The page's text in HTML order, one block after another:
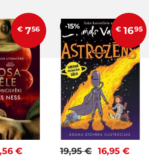
€ 756
€
-15% € 1695
16,95 €
19,95 €